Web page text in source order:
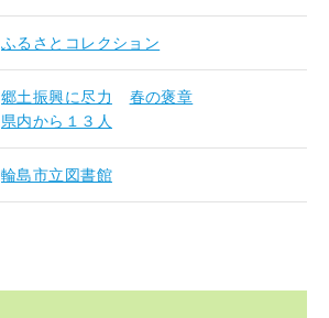
ふるさとコレクション
郷土振興に尽力
春の褒章
県内から１３人
輪島市立図書館